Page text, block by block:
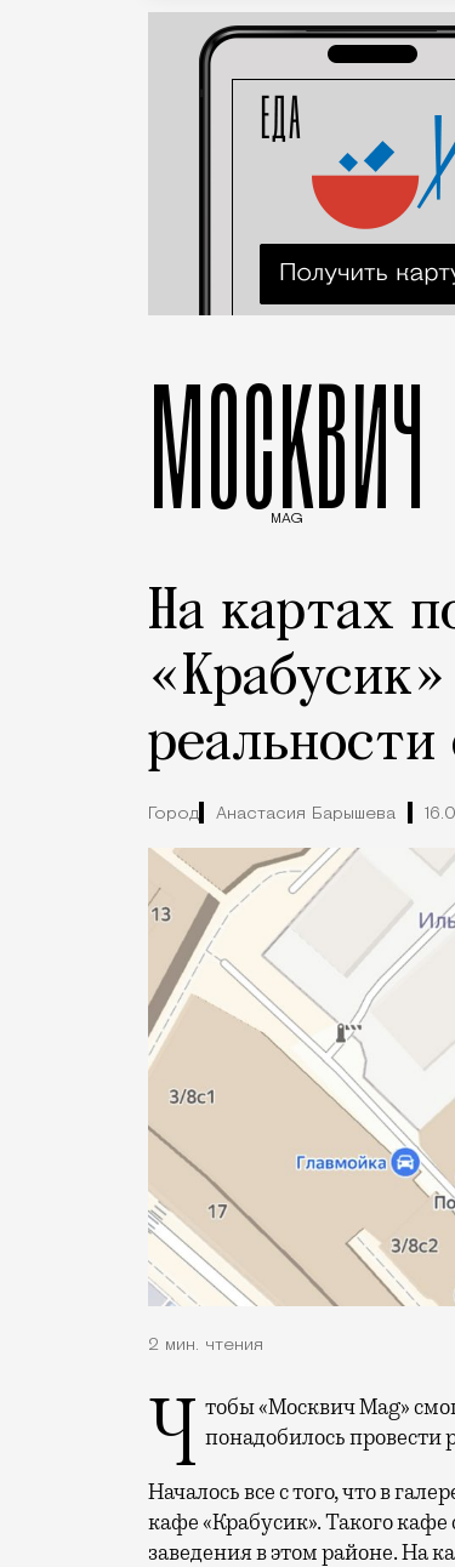
МОСКВИЧ
MAG
На картах
Город Анастасия Барышева
2 мин. чтения
Чтобы «Москвич Mag» смог написать эту новость, сотрудникам галереи «Триумф» понадобилось провести
Началось все с того, что в
кафе «Крабусик». Такого
заведения в этом районе. На